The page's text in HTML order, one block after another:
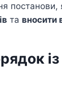
та вносити